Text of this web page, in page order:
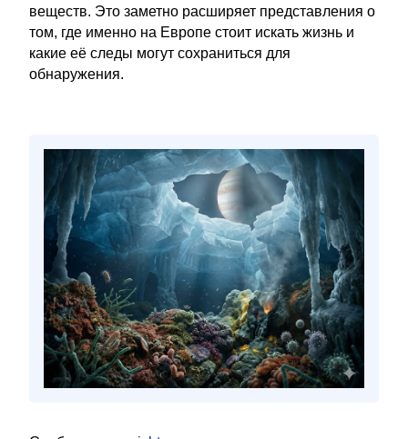
веществ. Это заметно расширяет представления о
том, где именно на Европе стоит искать жизнь и
какие её следы могут сохраниться для
обнаружения.